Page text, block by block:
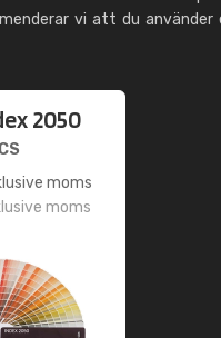
vi att du använder
2050
moms
moms